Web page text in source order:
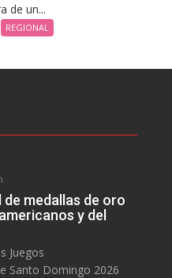
de un...
REGIONAL
medallas de oro
y del
Juegos
Santo Domingo 2026